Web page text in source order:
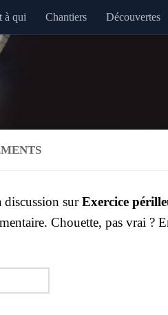
à qui Chantiers Découvertes
dis­cus­sion surExer­cice
Chouette, pas vrai ?